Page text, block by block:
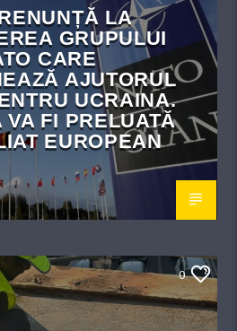
LA
GRUPULUI
CARE
AJUTORUL
UCRAINA.
VA FI PRELUATĂ
EUROPEAN
0